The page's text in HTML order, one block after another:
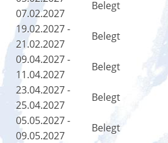
07.02.2027
Belegt
19.02.2027 -
21.02.2027
Belegt
09.04.2027 -
11.04.2027
Belegt
23.04.2027 -
25.04.2027
Belegt
05.05.2027 -
09.05.2027
Belegt